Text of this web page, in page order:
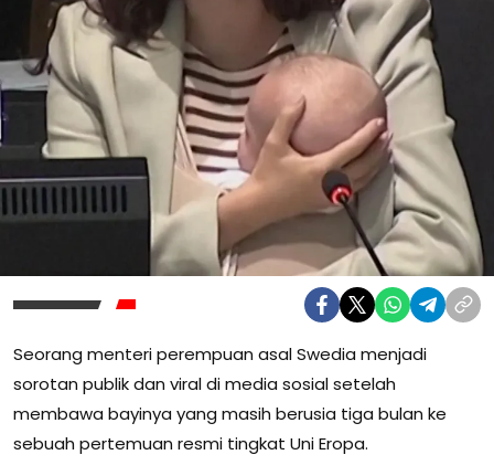
Seorang menteri perempuan asal Swedia menjadi
sorotan publik dan viral di media sosial setelah
membawa bayinya yang masih berusia tiga bulan ke
sebuah pertemuan resmi tingkat Uni Eropa.